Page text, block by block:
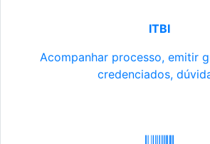
ITBI
Acompanhar processo, emitir
credenciados,